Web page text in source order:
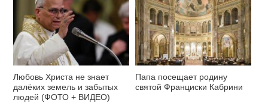
Любовь Христа не знает
далёких земель и забытых
людей (ФОТО + ВИДЕО)
Папа посещает родину
святой Франциски Кабрини